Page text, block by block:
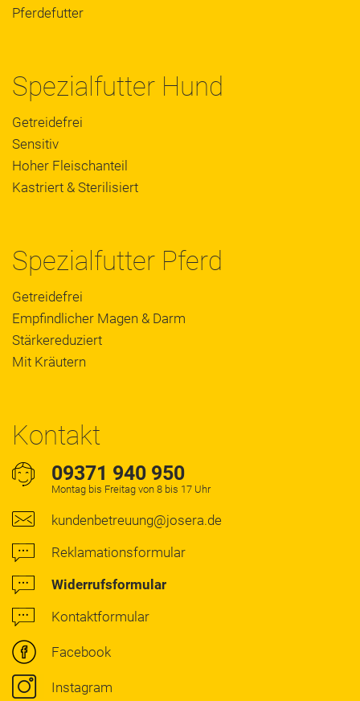
Pferdefutter
Spezialfutter Hund
Getreidefrei
Sensitiv
Hoher Fleischanteil
Kastriert & Sterilisiert
Spezialfutter Pferd
Getreidefrei
Empfindlicher Magen & Darm
Stärkereduziert
Mit Kräutern
Kontakt
09371 940 950
Montag bis Freitag von 8 bis 17 Uhr
kundenbetreuung@josera.de
Reklamationsformular
Widerrufsformular
Kontaktformular
Facebook
Instagram